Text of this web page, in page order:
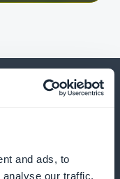
and ads, to
our traffic.